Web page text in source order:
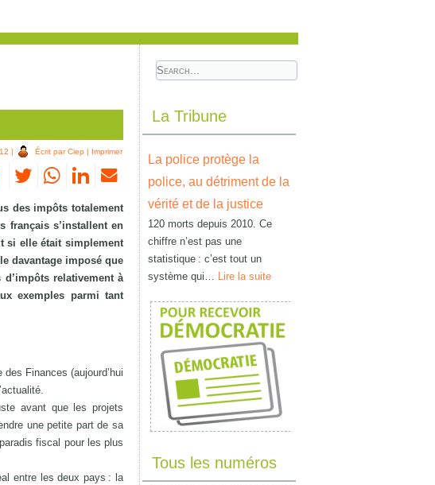
| Écrit par Ciep | Imprimer
des impôts totalement
français s’installent en
si elle était simplement
davantage imposé que
relativement à
exemples parmi tant
Finances (aujourd’hui
avant que les projets
une petite part de sa
fiscal pour les plus
entre les deux pays : la
La Tribune
La police protège la
police, au détriment de la
vérité et de la justice
120 morts depuis 2010. Ce
chiffre n’est pas une
statistique : c’est tout un
système qui… Lire la suite
Tous les numéros